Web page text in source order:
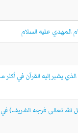
المهدي عليه السلام
يشير إليه القرآن في أكثر
الله تعالی فرجه الشریف) في